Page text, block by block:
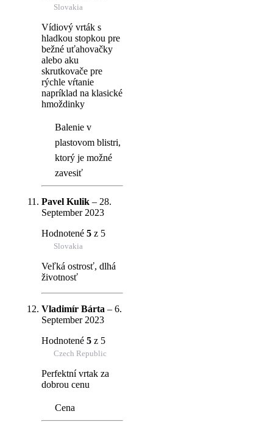
Slovakia
Vídiový vrták s
hladkou stopkou pre
bežné uťahovačky
alebo aku
skrutkovače pre
rýchle vŕtanie
napríklad na klasické
hmoždinky
Balenie v
plastovom blistri,
ktorý je možné
zavesiť
Pavel Kulik – 28.
September 2023
Hodnotené 5 z 5
Slovakia
Veľká ostrosť, dlhá
životnosť
Vladimír Bárta – 6.
September 2023
Hodnotené 5 z 5
Czech Republic
Perfektní vrtak za
dobrou cenu
Cena